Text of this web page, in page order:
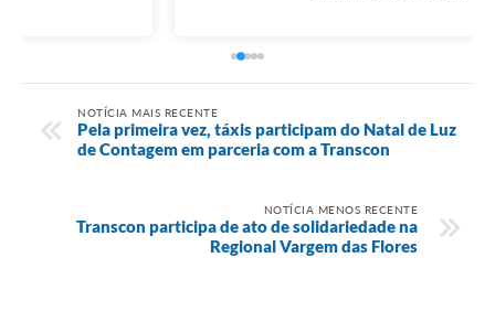
NOTÍCIA MAIS RECENTE
Pela primeira vez, táxis participam do Natal de Luz
de Contagem em parceria com a Transcon
NOTÍCIA MENOS RECENTE
Transcon participa de ato de solidariedade na
Regional Vargem das Flores